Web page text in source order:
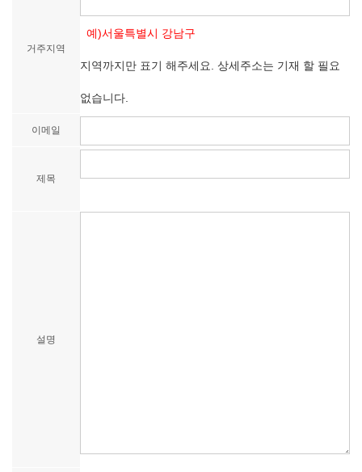
거주지역
예)서울특별시 강남구
지역까지만 표기 해주세요. 상세주소는 기재 할 필요
없습니다.
이메일
제목
설명